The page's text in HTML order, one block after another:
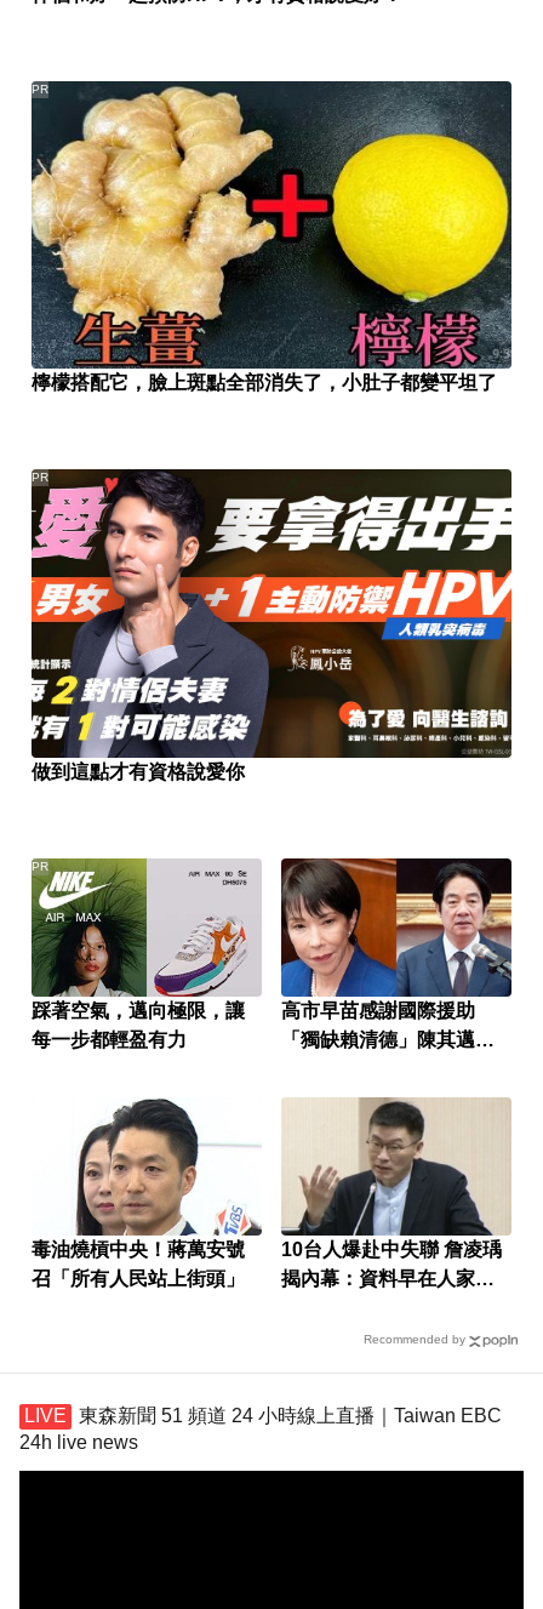
檸檬搭配它，臉上斑點全部消失了，小肚子都變平坦了
PR
做到這點才有資格說愛你
PR
踩著空氣，邁向極限，讓
每一步都輕盈有力
PR
高市早苗感謝國際援助
「獨缺賴清德」陳其邁：
毒油燒槓中央！蔣萬安號
召「所有人民站上街頭」
10台人爆赴中失聯 詹凌瑀
揭內幕：資料早在人家手
Recommended by
東森新聞 51 頻道 24 小時線上直播｜Taiwan EBC
24h live news